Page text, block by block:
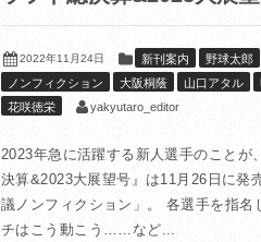
2022年11月24日 新刊案内 野球太郎
ノンフィクション
大阪桐蔭 山口アタル
花咲徳栄
yakyutaro_editor
2023年急に活躍する新人選手のこと
決算&2023大展望号』は11月26日に発
議ノンフィクション」。 各選手を指
チはこう動こう……など...